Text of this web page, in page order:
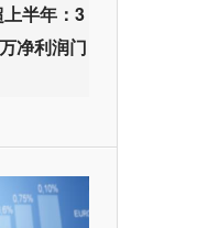
半年：3
净利润门